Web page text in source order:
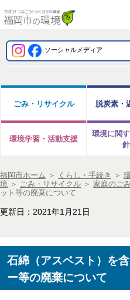
ソーシャルメディア
ごみ・リサイクル 脱炭素・
環境学習・活動支援
環境に関
福岡市ホーム ＞ くらし・手続き ＞
境 ＞ ごみ・リサイクル ＞ 家庭のごみ
ット等の廃棄について
更新日：2021年1月21日
石綿（アスベスト）を
ー等の廃棄について